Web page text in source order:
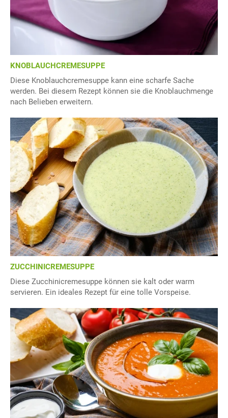
KNOBLAUCHCREMESUPPE
Diese Knoblauchcremesuppe kann eine scharfe Sache
werden. Bei diesem Rezept können sie die Knoblauchmenge
nach Belieben erweitern.
ZUCCHINICREMESUPPE
Diese Zucchinicremesuppe können sie kalt oder warm
servieren. Ein ideales Rezept für eine tolle Vorspeise.